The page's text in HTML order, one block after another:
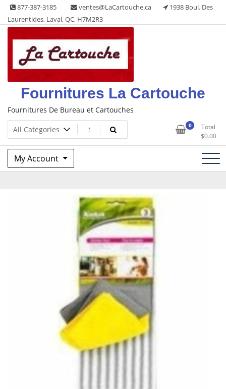
Skip
content
877-387-3185 ventes@LaCartouche.ca
1938 Boul. Des
Laurentides, Laval, QC, H7M2R3
Fournitures La Cartouche
Fournitures De Bureau et Cartouches
0
Total
$0.00
My Account